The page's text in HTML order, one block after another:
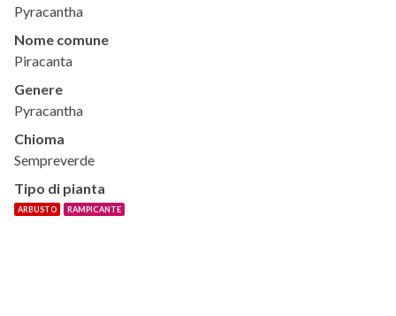
Pyracantha
Nome comune
Piracanta
Genere
Pyracantha
Chioma
Sempreverde
Tipo di pianta
ARBUSTO RAMPICANTE